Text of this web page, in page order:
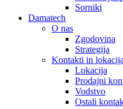
Sorniki
Damatech
O nas
Zgodovina
Strategija
Kontakti in lokacija
Lokacija
Prodajni
Vodstvo
Ostali